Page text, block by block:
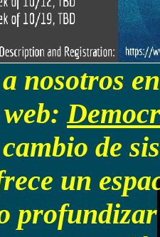
nosotros
de
un